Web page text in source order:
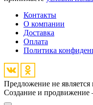
Контакты
О компании
Доставка
Оплата
Политика
Предложение не
Создание и